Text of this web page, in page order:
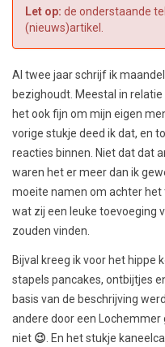
Let op: de onderstaande
(nieuws)artikel.
Al twee jaar schrijf ik
bezighoudt. Meestal in
het ook fijn om mijn eigen
vorige stukje deed ik dat, en
reacties binnen. Niet dat dat
waren het er meer dan ik
moeite namen om achter
wat zij een leuke toevoeging
zouden vinden.
Bijval kreeg ik voor het
stapels pancakes, ontbijtjes
basis van de beschrijving
andere door een
niet 😉 . En het stukje